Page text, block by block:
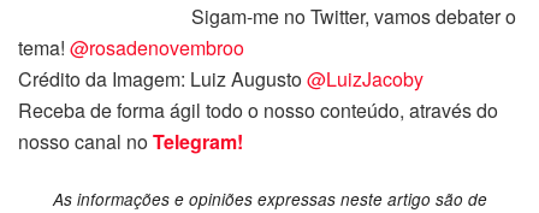
Sigam-me no Twitter, vamos debater o
tema! @rosadenovembroo
Crédito da Imagem: Luiz Augusto@LuizJacoby
Receba de forma ágil todo o nosso conteúdo, através do
nosso canal noTelegram!
As informações e opiniões expressas neste artigo são de